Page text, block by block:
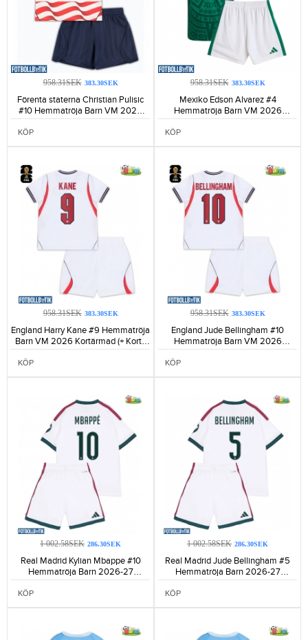
958.31SEK 383.30SEK
Förenta staterna Christian Pulisic
#10 Hemmatröja Barn VM 2026
Kortärmad (+ Korta byxor)-212
KÖP
958.31SEK 383.30SEK
Mexiko Edson Alvarez #4
Hemmatröja Barn VM 2026
Kortärmad (+ Korta byxor)-168
KÖP
958.31SEK 383.30SEK
England Harry Kane #9 Hemmatröja
Barn VM 2026 Kortärmad (+ Korta
byxor)-126
KÖP
958.31SEK 383.30SEK
England Jude Bellingham #10
Hemmatröja Barn VM 2026
Kortärmad (+ Korta byxor)-203
KÖP
1 002.58SEK 286.30SEK
Real Madrid Kylian Mbappe #10
Hemmatröja Barn 2026-27
Kortärmad (+ Korta byxor)-734
KÖP
1 002.58SEK 286.30SEK
Real Madrid Jude Bellingham #5
Hemmatröja Barn 2026-27
Kortärmad (+ Korta byxor)-741
KÖP